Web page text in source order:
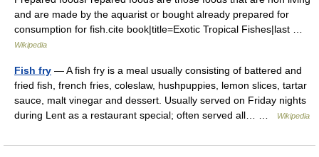
and are made by the aquarist or bought already prepared for
consumption for fish.cite book|title=Exotic Tropical Fishes|last …
Wikipedia
Fish fry — A fish fry is a meal usually consisting of battered and
fried fish, french fries, coleslaw, hushpuppies, lemon slices, tartar
sauce, malt vinegar and dessert. Usually served on Friday nights
during Lent as a restaurant special; often served all… …
Wikipedia